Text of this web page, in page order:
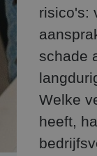
risico's:
schade
Welke
heeft,